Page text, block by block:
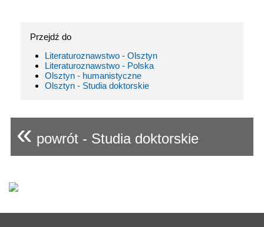
Przejdź do
Literaturoznawstwo - Olsztyn
Literaturoznawstwo - Polska
Olsztyn - humanistyczne
Olsztyn - Studia doktorskie
« powrót - Studia doktorskie